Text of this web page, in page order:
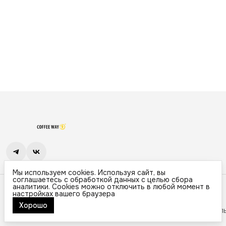
Контакты
Адрес
г. Липецк, ул. Славянова Н.Г, д. 1
Телефон
Режим работы
© Muted.Доставка Политика
Мы используем cookies. Используя сайт, вы
соглашаетесь с обработкой данных с целью сбора
аналитики. Cookies можно отключить в любой момент в
настройках вашего браузера
Хорошо